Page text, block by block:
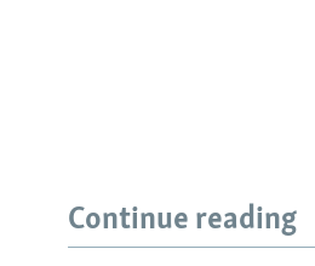
Continue reading